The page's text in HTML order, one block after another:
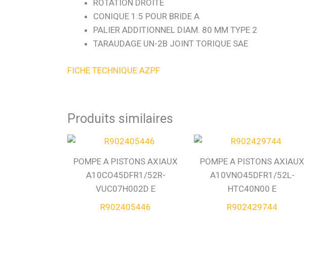
ROTATION DROITE
CONIQUE 1:5 POUR BRIDE A
PALIER ADDITIONNEL DIAM. 80 MM TYPE 2
TARAUDAGE UN-2B JOINT TORIQUE SAE
FICHE TECHNIQUE AZPF
Produits similaires
POMPE A PISTONS AXIAUX
A10CO45DFR1/52R-
VUC07H002D E
R902405446
POMPE A PISTONS AXIAUX
A10VNO45DFR1/52L-
HTC40N00 E
R902429744